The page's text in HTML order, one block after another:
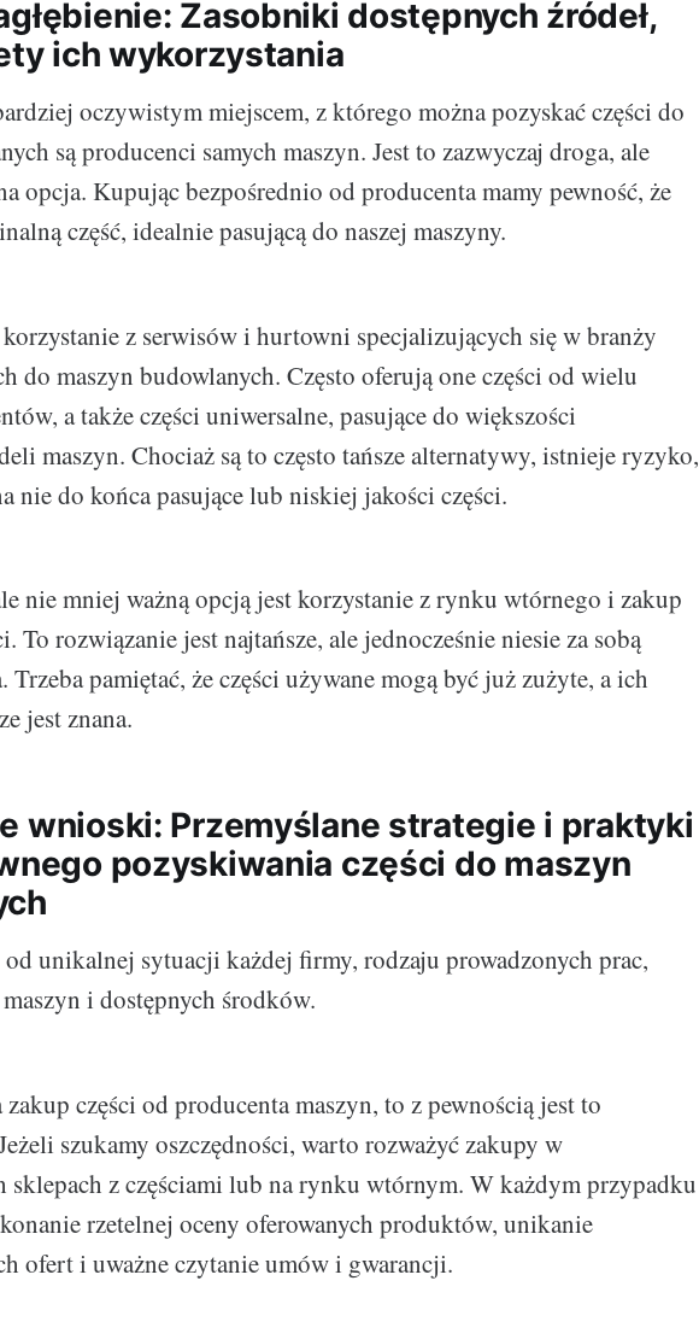
Zasobniki dostępnych źródeł,
ich wykorzystania
oczywistym miejscem, z którego można pozyskać części do
są producenci samych maszyn. Jest to zazwyczaj droga, ale
opcja. Kupując bezpośrednio od producenta mamy pewność, że
część, idealnie pasującą do naszej maszyny.
z serwisów i hurtowni specjalizujących się w branży
do maszyn budowlanych. Często oferują one części od wielu
a także części uniwersalne, pasujące do większości
maszyn. Chociaż są to często tańsze alternatywy, istnieje ryzyko,
nie do końca pasujące lub niskiej jakości części.
nie mniej ważną opcją jest korzystanie z rynku wtórnego i zakup
To rozwiązanie jest najtańsze, ale jednocześnie niesie za sobą
pamiętać, że części używane mogą być już zużyte, a ich
jest znana.
wnioski: Przemyślane strategie i praktyki
pozyskiwania części do maszyn
unikalnej sytuacji każdej firmy, rodzaju prowadzonych prac,
i dostępnych środków.
zakup części od producenta maszyn, to z pewnością jest to
szukamy oszczędności, warto rozważyć zakupy w
sklepach z częściami lub na rynku wtórnym. W każdym przypadku
rzetelnej oceny oferowanych produktów, unikanie
ofert i uważne czytanie umów i gwarancji.